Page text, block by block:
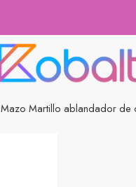
Mazo Martillo ablandador de